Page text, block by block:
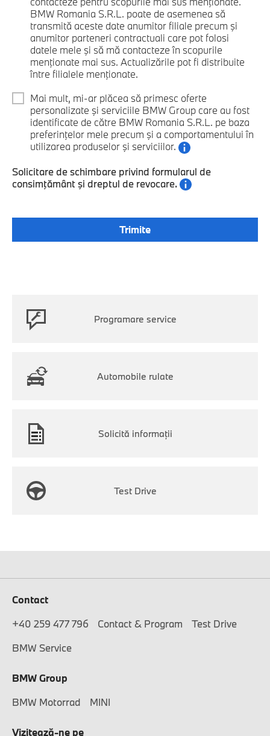
BMW Romania S.R.L. poate de asemenea să
transmită aceste date anumitor filiale precum şi
anumitor parteneri contractuali care pot folosi
datele mele şi să mă contacteze în scopurile
menţionate mai sus. Actualizările pot fi distribuite
între filialele menţionate.
Mai mult, mi-ar plăcea să primesc oferte
personalizate şi serviciile BMW Group care au fost
identificate de către BMW Romania S.R.L. pe baza
preferinţelor mele precum şi a comportamentului în
utilizarea produselor şi serviciilor.
Solicitare de schimbare privind formularul de
consimţământ şi dreptul de revocare.
Programare service
Automobile rulate
Solicită informaţii
Test Drive
Contact
+40 259 477 796
Contact & Program
Test Drive
BMW Service
BMW Group
BMW Motorrad
MINI
Vizitează-ne pe